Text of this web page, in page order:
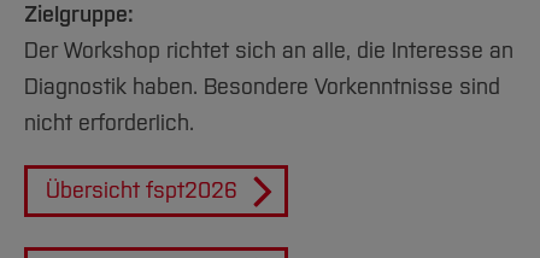
Zielgruppe:
Der Workshop richtet sich an alle, die Interesse an
Diagnostik haben. Besondere Vorkenntnisse sind
nicht erforderlich.
Übersicht fspt2026